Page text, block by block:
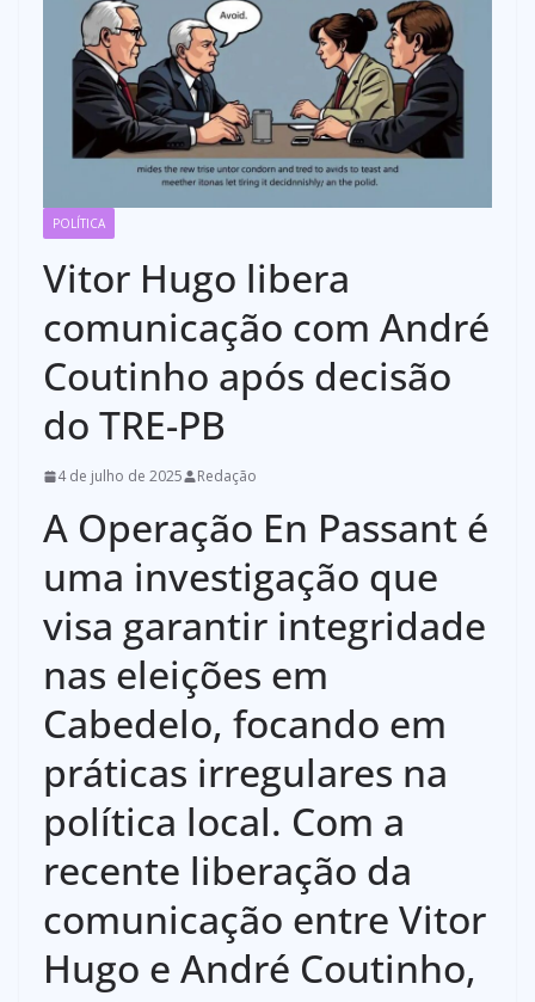
POLÍTICA
Vitor Hugo libera
comunicação com André
Coutinho após decisão
do TRE-PB
4 de julho de 2025 Redação
A Operação En Passant é
uma investigação que
visa garantir integridade
nas eleições em
Cabedelo, focando em
práticas irregulares na
política local. Com a
recente liberação da
comunicação entre Vitor
Hugo e André Coutinho,